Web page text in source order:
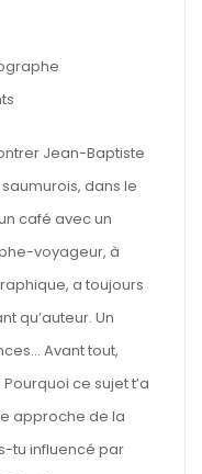
Jean-Baptiste
dans le
café avec un
voyageur, à
a toujours
qu’auteur. Un
Avant tout,
ce sujet t’a
approche de la
tu influencé par